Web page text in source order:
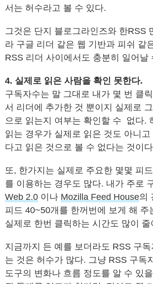
서는 허수라고 볼 수 있다.
그것은 단지 블로그라인즈와 한RSS
라 구글 리더 같은 웹 기반과 피쉬 같
RSS 리더 사이에서도 충분히 일어날
4. 실제로 읽은 사람을 확인 못한다.
구독자수는 말 그대로 내가 몇 번 클
서 리더에 추가한 것 뿐이지 실제로
으로 읽는지 여부는 확인할 수 없다.
읽는 경우가 실제로 읽은 것도 아니고
다고 읽은 것으로 볼 수 없다는 것이
또, 한가지는 실제로 주요한 몇몇 피
를 이용하는 경우도 많다. 내가 주로
Web 2.0 이나 Mozilla Feed House의
피드 40~50개를 한꺼번에 보게 해 주
실제로 한번 클릭하는 시간도 많이 줄
지금까지 든 예를 보더라도 RSS 구
는 것은 허수가 많다. 그냥 RSS 구독
도구의 변화나 흐름 정도를 알 수 있